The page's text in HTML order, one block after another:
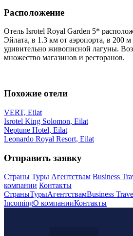
Расположение
Отель Isrotel Royal Garden 5*
Эйлата, в 1.3 км от аэропорта, в 200
удивительно живописной лагуны.
множество магазинов и ресторанов.
Похожие отели
VERT, Eilat
Isrotel King Solomon, Eilat
Neptune Hotel, Eilat
Leonardo Royal Resort, Eilat
Отправить заявку
Страны Туры Агентствам Business
компании Контакты
СтраныТурыАгентствамBusiness
IncomingО компанииКонтакты